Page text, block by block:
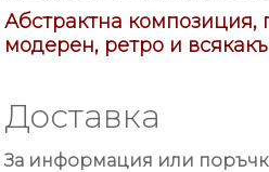
Абстрактна
модерен, ретро и
Доставка
За информация или